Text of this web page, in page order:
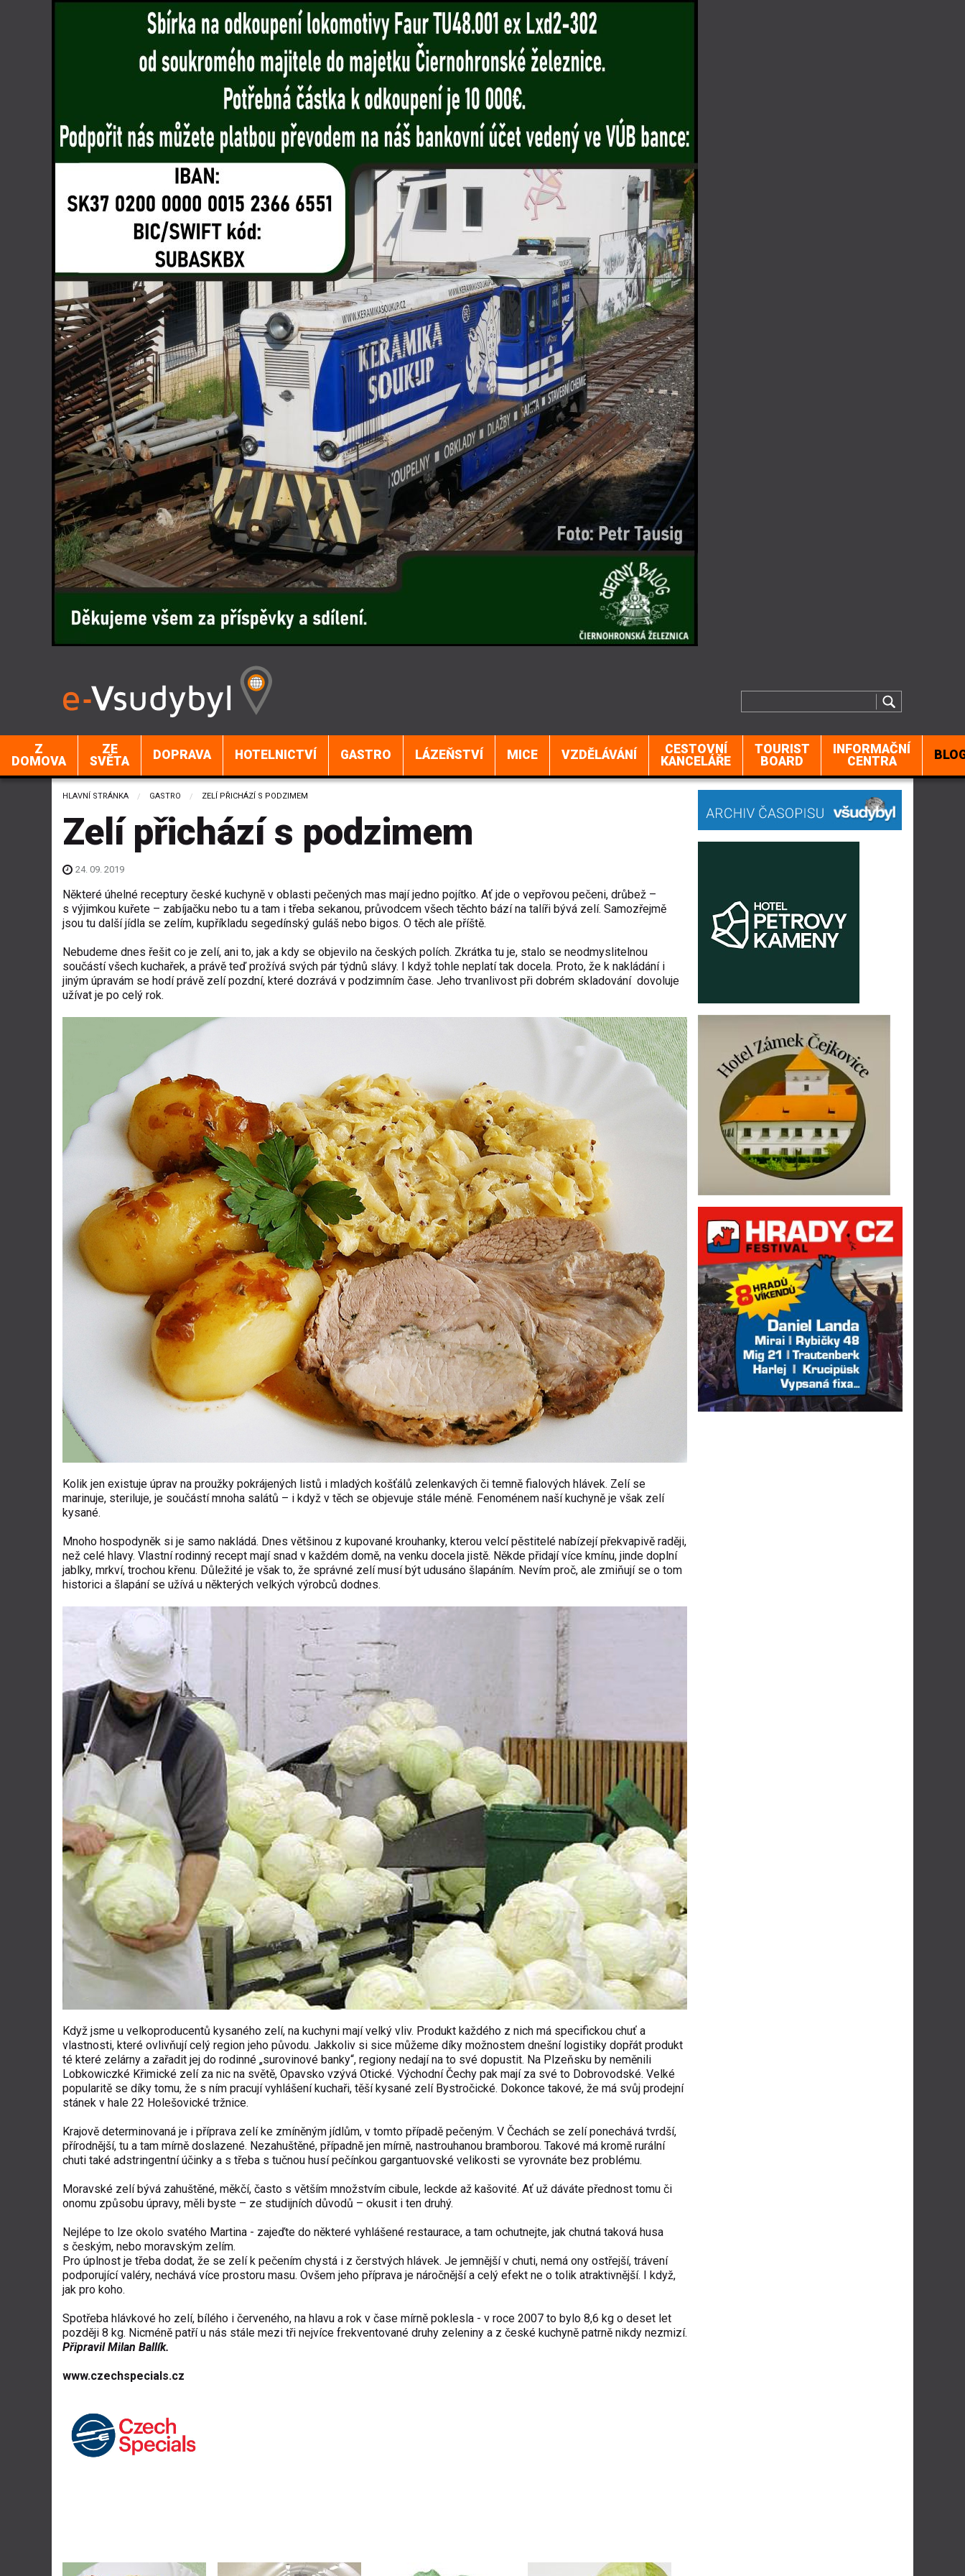
Z
DOMOVA
ZE
SVĚTA
DOPRAVA HOTELNICTVÍ GASTRO LÁZEŇSTVÍ MICE VZDĚLÁVÁNÍ
CESTOVNÍ
KANCELÁŘE
TOURIST
BOARD
INFORMAČNÍ
CENTRA
HLAVNÍ STRÁNKA GASTRO CURRENT:
ZELÍ PŘICHÁZÍ S PODZIMEM
Zelí přichází s podzimem
24. 09. 2019
Některé úhelné receptury české kuchyně v oblasti pečených mas mají jedno pojítko. Ať jde o vepřovou pečeni, drůbež –
s výjimkou kuřete – zabíjačku nebo tu a tam i třeba sekanou, průvodcem všech těchto bází na talíři bývá zelí. Samozřejmě
jsou tu další jídla se zelím, kupříkladu segedínský guláš nebo bigos. O těch ale příště.
Nebudeme dnes řešit co je zelí, ani to, jak a kdy se objevilo na českých polích. Zkrátka tu je, stalo se neodmyslitelnou
součástí všech kuchařek, a právě teď prožívá svých pár týdnů slávy. I když tohle neplatí tak docela. Proto, že k nakládání i
jiným úpravám se hodí právě zelí pozdní, které dozrává v podzimním čase. Jeho trvanlivost při dobrém skladování dovoluje
užívat je po celý rok.
Kolik jen existuje úprav na proužky pokrájených listů i mladých košťálů zelenkavých či temně fialových hlávek. Zelí se
marinuje, steriluje, je součástí mnoha salátů – i když v těch se objevuje stále méně. Fenoménem naší kuchyně je však zelí
kysané.
Mnoho hospodyněk si je samo nakládá. Dnes většinou z kupované krouhanky, kterou velcí pěstitelé nabízejí překvapivě raději,
než celé hlavy. Vlastní rodinný recept mají snad v každém domě, na venku docela jistě. Někde přidají více kmínu, jinde doplní
jablky, mrkví, trochou křenu. Důležité je však to, že správné zelí musí být udusáno šlapáním. Nevím proč, ale zmiňují se o tom
historici a šlapání se užívá u některých velkých výrobců dodnes.
Když jsme u velkoproducentů kysaného zelí, na kuchyni mají velký vliv. Produkt každého z nich má specifickou chuť a
vlastnosti, které ovlivňují celý region jeho původu. Jakkoliv si sice můžeme díky možnostem dnešní logistiky dopřát produkt
té které zelárny a zařadit jej do rodinné „surovinové banky“, regiony nedají na to své dopustit. Na Plzeňsku by neměnili
Lobkowiczké Křimické zelí za nic na světě, Opavsko vzývá Otické. Východní Čechy pak mají za své to Dobrovodské. Velké
popularitě se díky tomu, že s ním pracují vyhlášení kuchaři, těší kysané zelí Bystročické. Dokonce takové, že má svůj prodejní
stánek v hale 22 Holešovické tržnice.
Krajově determinovaná je i příprava zelí ke zmíněným jídlům, v tomto případě pečeným. V Čechách se zelí ponechává tvrdší,
přírodnější, tu a tam mírně doslazené. Nezahuštěné, případně jen mírně, nastrouhanou bramborou. Takové má kromě rurální
chuti také adstringentní účinky a s třeba s tučnou husí pečínkou gargantuovské velikosti se vyrovnáte bez problému.
Moravské zelí bývá zahuštěné, měkčí, často s větším množstvím cibule, leckde až kašovité. Ať už dáváte přednost tomu či
onomu způsobu úpravy, měli byste – ze studijních důvodů – okusit i ten druhý.
Nejlépe to lze okolo svatého Martina - zajeďte do některé vyhlášené restaurace, a tam ochutnejte, jak chutná taková husa
s českým, nebo moravským zelím.
Pro úplnost je třeba dodat, že se zelí k pečením chystá i z čerstvých hlávek. Je jemnější v chuti, nemá ony ostřejší, trávení
podporující valéry, nechává více prostoru masu. Ovšem jeho příprava je náročnější a celý efekt ne o tolik atraktivnější. I když,
jak pro koho.
Spotřeba hlávkové ho zelí, bílého i červeného, na hlavu a rok v čase mírně poklesla - v roce 2007 to bylo 8,6 kg o deset let
později 8 kg. Nicméně patří u nás stále mezi tři nejvíce frekventované druhy zeleniny a z české kuchyně patrně nikdy nezmizí.
Připravil Milan Ballík.
www.czechspecials.cz